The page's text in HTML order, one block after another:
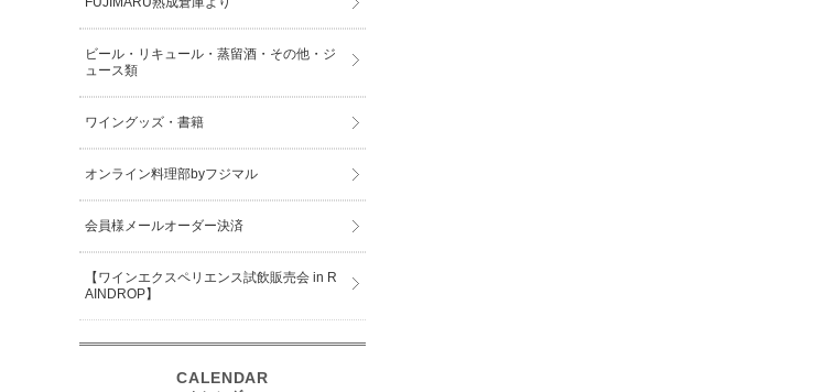
ビール・リキュール・蒸留酒・その他・ジ
ュース類
ワイングッズ・書籍
オンライン料理部byフジマル
会員様メールオーダー決済
【ワインエクスペリエンス試飲販売会 in R
AINDROP】